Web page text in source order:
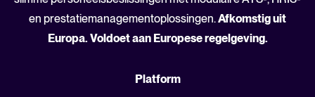
en prestatiemanagementoplossingen.Afkomstig uit
Europa. Voldoet aan Europese regelgeving.
Platform